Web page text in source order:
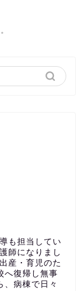
も担当してい
師になりまし
産・育児のた
へ復帰し無事
、病棟で日々